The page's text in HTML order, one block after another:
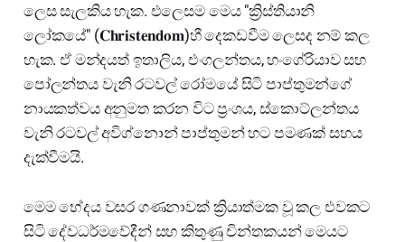
ලෙස සැලකිය හැක. එලෙසම මෙය "ක්‍රිස්තියානි
ලෝකයේ" (𝐂𝐡𝐫𝐢𝐬𝐭𝐞𝐧𝐝𝐨𝐦)හී දෙකඩවීම ලෙසද නම් කල
හැක. ඒ මන්දයත් ඉතාලිය, එංගලන්තය, හංගේරියාව සහ
පෝලන්තය වැනි රටවල් රෝමයේ සිටි පාප්තුමන්⁣ගේ
නායකත්වය අනුමත කරන විට ප්‍රංශය, ස්කොට්ලන්තය
වැනි රටවල් අවිග්නොන් පාප්තුමන් හට පමණක් සහය
දැක්වීමයි.
මෙම භේදය වසර ගණනාවක් ක්‍රියාත්මක වූ කල එවකට
සිටි දේවධර්මවේදීන් සහ කිතුණු චින්තකයන් මෙයට